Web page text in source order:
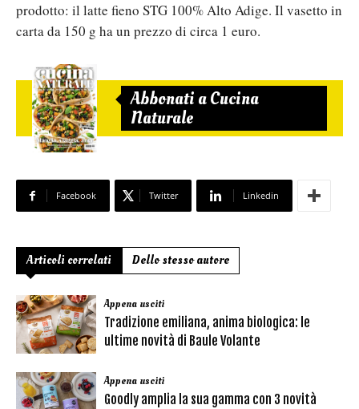
prodotto: il latte fieno STG 100% Alto Adige. Il vasetto in
carta da 150 g ha un prezzo di circa 1 euro.
Abbonati a Cucina
Naturale
Facebook Twitter Linkedin
Articoli correlati Dello stesso autore
Appena usciti
Tradizione emiliana, anima biologica: le
ultime novità di Baule Volante
Appena usciti
Goodly amplia la sua gamma con 3 novità